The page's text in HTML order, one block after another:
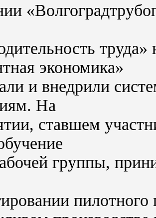
экономика»
и внедрили
На
ставшем
группы,
пилотного